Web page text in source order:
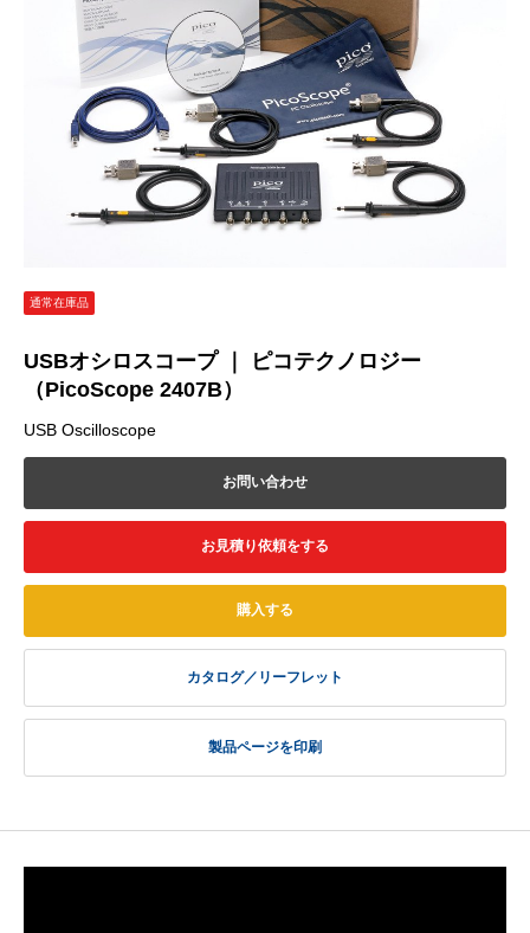
通常在庫品
USBオシロスコープ ｜ ピコテクノロジー
（PicoScope 2407B）
USB Oscilloscope
お問い合わせ
お見積り依頼をする
購入する
カタログ／リーフレット
製品ページを印刷